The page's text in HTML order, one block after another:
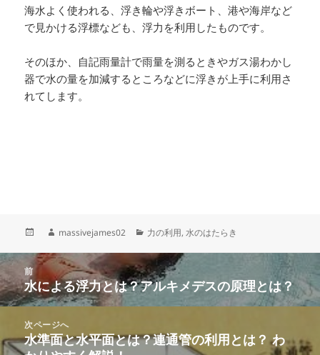
海水よく使われる、浮き輪や浮きボート、港や海岸など
で見かける浮標なども、浮力を利用したものです。
そのほか、自記雨量計で雨量を測るときやガス湯わかし
器で水の量を加減するところなどに浮きが上手に利用さ
れてします。
日:
作
者
massivejames02
カ
ゴ
リ
ー
力の利用,水のはたらき
投
稿
ナ
ー
前
前
の
投
稿:
水による浮力とは？アルキメデスの原理とは？
次ページへ
次
水準面と水平面とは？連通管の利用とは？ わ